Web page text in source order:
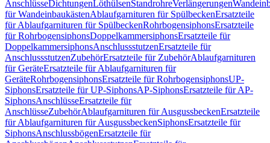
AnschlüsseDichtungenLöthülsenStandrohreVerlängerungen
für WandeinbaukästenAblaufgarnituren für SpülbeckenErsatzteile
für Ablaufgarnituren für SpülbeckenRohrbogensiphonsErsatzteile
für RohrbogensiphonsDoppelkammersiphonsErsatzteile für
DoppelkammersiphonsAnschlussstutzenErsatzteile für
AnschlussstutzenZubehörErsatzteile für ZubehörAblaufgarnituren
für GeräteErsatzteile für Ablaufgarnituren für
GeräteRohrbogensiphonsErsatzteile für RohrbogensiphonsUP-
SiphonsErsatzteile für UP-SiphonsAP-SiphonsErsatzteile für AP-
SiphonsAnschlüsseErsatzteile für
AnschlüsseZubehörAblaufgarnituren für AusgussbeckenErsatzteile
für Ablaufgarnituren für AusgussbeckenSiphonsErsatzteile für
SiphonsAnschlussbögenErsatzteile für